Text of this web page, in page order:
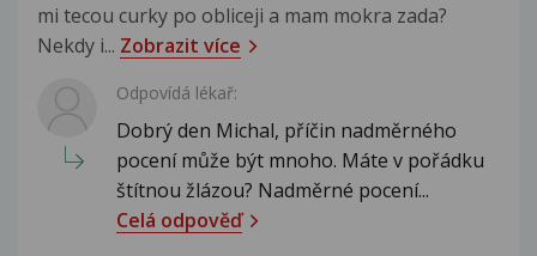
mi tecou curky po obliceji a mam mokra zada?
Nekdy i... Zobrazit více
Odpovídá lékař:
Dobrý den Michal, příčin nadměrného
pocení může být mnoho. Máte v pořádku
štítnou žlázou? Nadměrné pocení...
Celá odpověď